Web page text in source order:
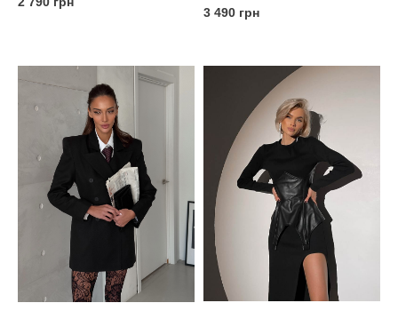
3 490 грн